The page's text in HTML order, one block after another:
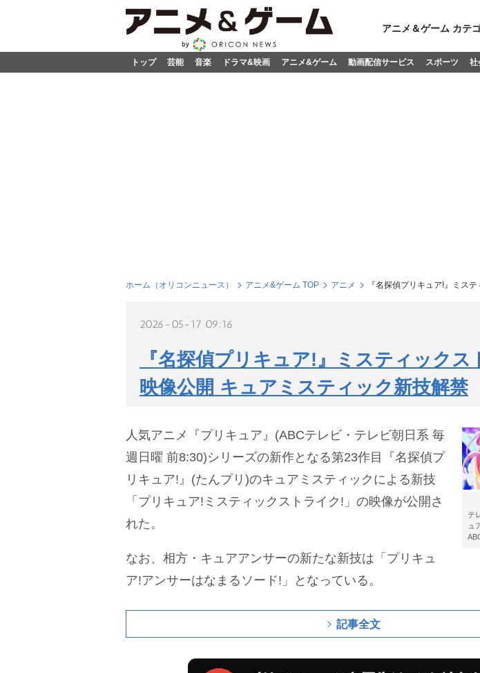
アニメ＆ゲーム カテ
トップ 芸能 音楽 ドラマ&映画 アニメ&ゲーム 動画配信サービス スポーツ 社
ホーム（オリコンニュース） アニメ&ゲーム TOP アニメ 『名探偵プリキュア!』ミス
2026-05-17 09:16
『名探偵プリキュア!』ミスティックス
映像公開 キュアミスティック新技解禁
テ
ュ
人気アニメ『プリキュア』(ABCテレビ・テレビ朝日系 毎
週日曜 前8:30)シリーズの新作となる第23作目『名探偵プ
リキュア!』(たんプリ)のキュアミスティックによる新技
「プリキュア!ミスティックストライク!」の映像が公開さ
れた。
なお、相方・キュアアンサーの新たな新技は「プリキュ
ア!アンサーはなまるソード!」となっている。
記事全文